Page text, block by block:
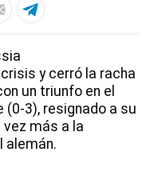
y cerró la racha
un triunfo en el
(0-3), resignado a su
más a la
alemán.